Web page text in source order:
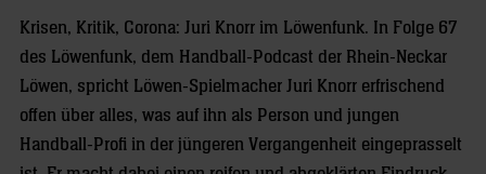
Krisen, Kritik, Corona: Juri Knorr im Löwenfunk. In Folge 67
des Löwenfunk, dem Handball-Podcast der Rhein-Neckar
Löwen, spricht Löwen-Spielmacher Juri Knorr erfrischend
offen über alles, was auf ihn als Person und jungen
Handball-Profi in der jüngeren Vergangenheit eingeprasselt